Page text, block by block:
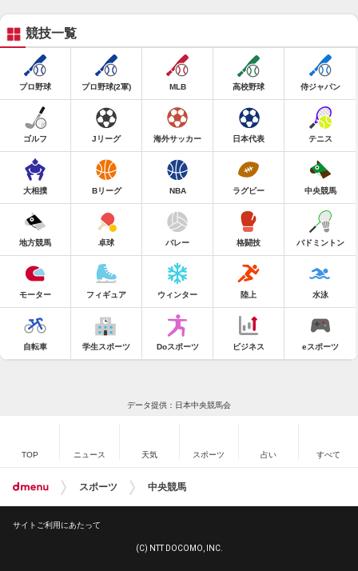
競技一覧
プロ野球 プロ野球(2軍) MLB 高校野球 侍ジャパン
ゴルフ Jリーグ 海外サッカー 日本代表 テニス
大相撲 Bリーグ NBA ラグビー 中央競馬
地方競馬 卓球 バレー 格闘技 バドミントン
モーター フィギュア ウィンター 陸上 水泳
自転車 学生スポーツ Doスポーツ ビジネス eスポーツ
データ提供：日本中央競馬会
TOP ニュース 天気 スポーツ 占い すべて
スポーツ 中央競馬
サイトご利用にあたって
(C) NTT DOCOMO, INC.